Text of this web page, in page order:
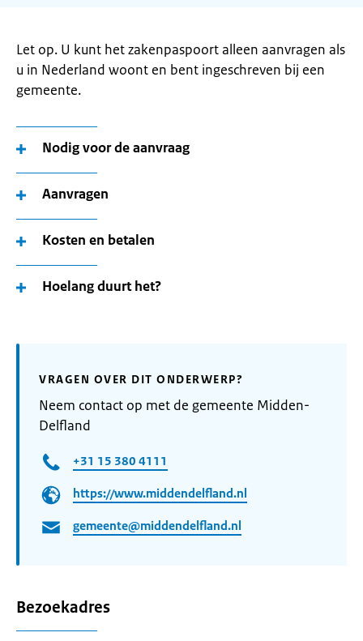
Let op. U kunt het zakenpaspoort alleen aanvragen als
u in Nederland woont en bent ingeschreven bij een
gemeente.
Nodig voor de aanvraag
Aanvragen
Kosten en betalen
Hoelang duurt het?
VRAGEN OVER DIT ONDERWERP?
Neem contact op met de gemeente Midden-
Delfland
+31 15 380 4111
https://www.middendelfland.nl
gemeente@middendelfland.nl
Bezoekadres